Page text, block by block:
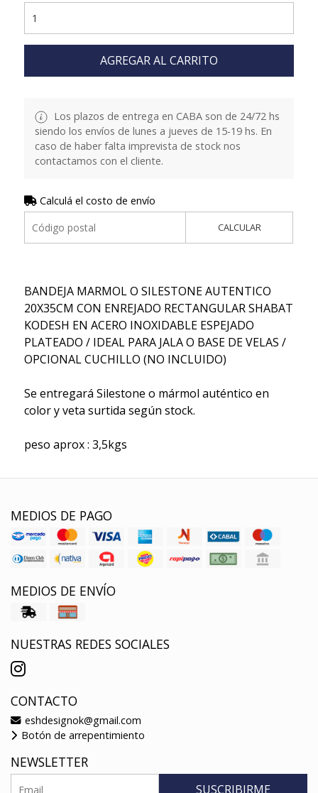
AGREGAR AL CARRITO
Los plazos de entrega en CABA son de 24/72 hs
siendo los envíos de lunes a jueves de 15-19 hs. En
caso de haber falta imprevista de stock nos
contactamos con el cliente.
Calculá el costo de envío
CALCULAR
BANDEJA MARMOL O SILESTONE AUTENTICO
20X35CM CON ENREJADO RECTANGULAR SHABAT
KODESH EN ACERO INOXIDABLE ESPEJADO
PLATEADO / IDEAL PARA JALA O BASE DE VELAS /
OPCIONAL CUCHILLO (NO INCLUIDO)
Se entregará Silestone o mármol auténtico en
color y veta surtida según stock.
peso aprox : 3,5kgs
MEDIOS DE PAGO
MEDIOS DE ENVÍO
NUESTRAS REDES SOCIALES
CONTACTO
eshdesignok@gmail.com
Botón de arrepentimiento
NEWSLETTER
SUSCRIBIRME